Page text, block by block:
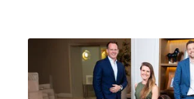
das Ultra-Luxus-Segment.